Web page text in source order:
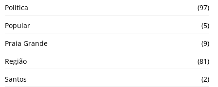
Política
(97)
Popular
(5)
Praia Grande
(9)
Região
(81)
Santos
(2)